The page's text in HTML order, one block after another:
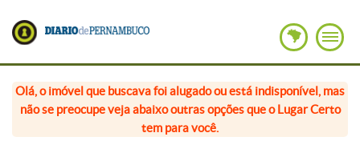
Olá, o imóvel que buscava foi alugado ou está indisponível, mas
não se preocupe veja abaixo outras opções que o Lugar Certo
tem para você.